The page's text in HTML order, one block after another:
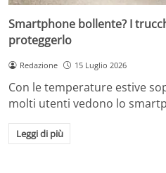
Smartphone bollente? I
proteggerlo
Redazione 15 Luglio 2026
Con le temperature estive
molti utenti vedono lo
Leggi di più